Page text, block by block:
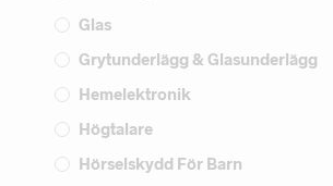
Glas
Grytunderlägg & Glasunderlägg
Hemelektronik
Högtalare
Hörselskydd För Barn